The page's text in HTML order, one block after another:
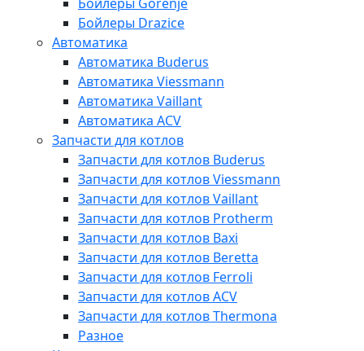
Бойлеры Gorenje
Бойлеры Drazice
Автоматика
Автоматика Buderus
Автоматика Viessmann
Автоматика Vaillant
Автоматика ACV
Запчасти для котлов
Запчасти для котлов Buderus
Запчасти для котлов Viessmann
Запчасти для котлов Vaillant
Запчасти для котлов Protherm
Запчасти для котлов Baxi
Запчасти для котлов Beretta
Запчасти для котлов Ferroli
Запчасти для котлов ACV
Запчасти для котлов Thermona
Разное